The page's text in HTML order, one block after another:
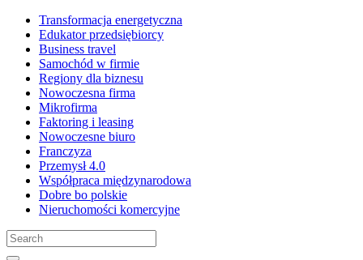
Transformacja energetyczna
Edukator przedsiębiorcy
Business travel
Samochód w firmie
Regiony dla biznesu
Nowoczesna firma
Mikrofirma
Faktoring i leasing
Nowoczesne biuro
Franczyza
Przemysł 4.0
Współpraca międzynarodowa
Dobre bo polskie
Nieruchomości komercyjne